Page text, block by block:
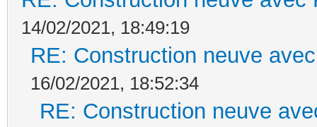
14/02/2021, 18:49:19
RE: Construction neuve
16/02/2021, 18:52:34
RE: Construction neuve